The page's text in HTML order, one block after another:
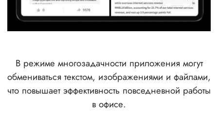
В режиме многозадачности приложения могут
обмениваться текстом, изображениями и файлами,
что повышает эффективность повседневной работы
в офисе.